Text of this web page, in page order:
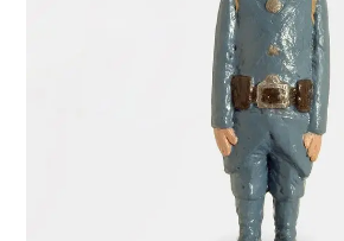
CATALOGUE DES
L'AMOUR
L'ORDRE & LES
LE GENRE HUMAIN
LES MAIRES
CONTACT